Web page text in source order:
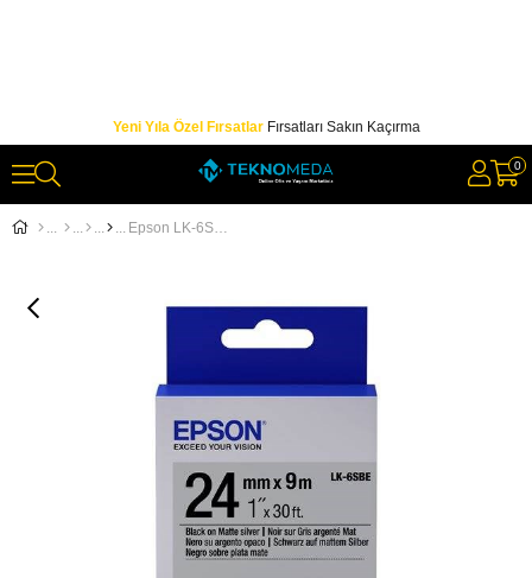
Yeni Yıla Özel FırsatlarFırsatları Sakın Kaçırma
0
Epson LK-6SBE Gümüş Üzeri Siyah 24mm 9Metre Etiket